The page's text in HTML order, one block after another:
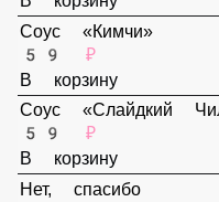
Соус «Ореховый»
59 ₽
В корзину
Соус «Кимчи»
59 ₽
В корзину